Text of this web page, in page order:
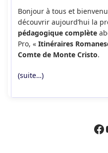
Bonjour à tous et
découvrir aujourd’hui la
pédagogique complète
Pro, « Itinéraires
Comte de Monte Cristo.
(suite…)